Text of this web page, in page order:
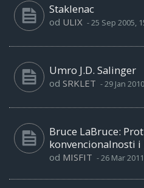
Staklenac
od ULIX -25 Sep 2005,
Umro J.D. Salinger
od SRKLET -29 Jan
Bruce LaBruce:
konvencionalnosti
od MISFIT -26 Mar